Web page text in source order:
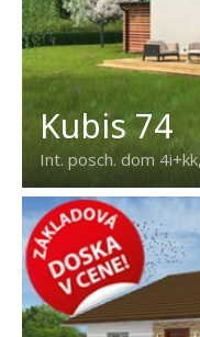
Kubis 74
Int. posch. dom